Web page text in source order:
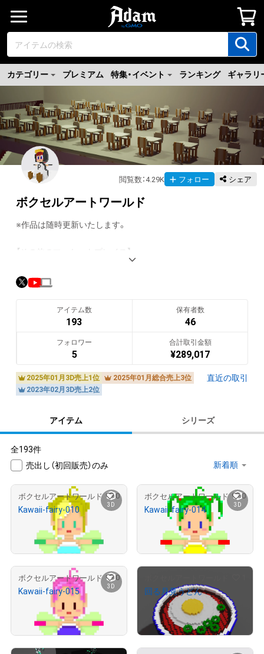
カテゴリー プレミアム 特集・イベント ランキング ギャラリ
閲覧数 ：4.29K フォロー シェア
ボクセルアートワールド
※作品は随時更新いたします。
こんにちわ。Voxelクリエイターの、Tamakoと申します。
アニメーションのボクセルキャラクターもございます。
お買い上げいただいてる皆様には、この場を借りてお礼申し上
げます。いつもありがとうございます。
* I update my work from time to time.
I want to make works of various styles.
I also sell animated voxel characters.
Thank you for your purchase.
作品のひとつでもお目に留まるものがあれば、嬉しく思いま
よろしくお願いいたします。
翻訳（AI）を表示
アイテム数
193
保有者数
46
フォロワー
5
合計取引金額
¥289,017
2025年01月3D売上1位
2025年01月総合売上3位
2023年02月3D売上2位
直近の取引
アイテム シリーズ
全193件
売出し（初回販売）のみ
3D
ボクセルアートワールド 0
Kawaii-fairy-010
売出し（初回販売）
3D
ボクセルアートワールド 0
Kawaii-fairy-014
売出し（初回販売）
3D
ボクセルアートワールド 0
Kawaii-fairy-015
売出し（初回販売）
回る月見うどん
1,000